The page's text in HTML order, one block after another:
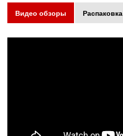
Видео обзоры Распаковка